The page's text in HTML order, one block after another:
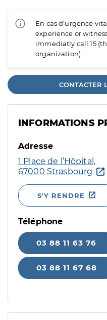
En cas d'urgence
experience or
immediatly call 15
organization).
CONTACTER
INFORMATIONS
Adresse
1 Place de l’Hôpital,
67000 Strasbourg
S'Y RENDRE
Téléphone
03 88 11 63 76
03 88 11 67 68